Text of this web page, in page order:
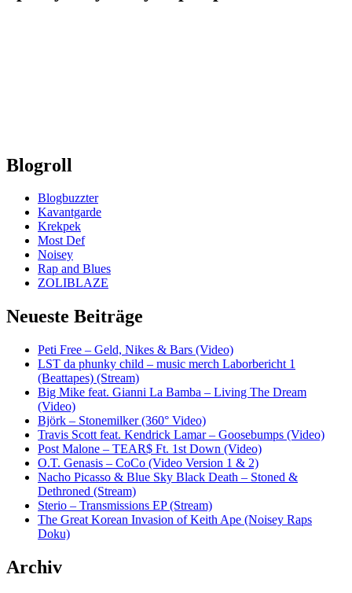
Blogroll
Blogbuzzter
Kavantgarde
Krekpek
Most Def
Noisey
Rap and Blues
ZOLIBLAZE
Neueste Beiträge
Peti Free – Geld, Nikes & Bars (Video)
LST da phunky child – music merch Laborbericht 1
(Beattapes) (Stream)
Big Mike feat. Gianni La Bamba – Living The Dream
(Video)
Björk – Stonemilker (360° Video)
Travis Scott feat. Kendrick Lamar – Goosebumps (Video)
Post Malone – TEAR$ Ft. 1st Down (Video)
O.T. Genasis – CoCo (Video Version 1 & 2)
Nacho Picasso & Blue Sky Black Death – Stoned &
Dethroned (Stream)
Sterio – Transmissions EP (Stream)
The Great Korean Invasion of Keith Ape (Noisey Raps
Doku)
Archiv